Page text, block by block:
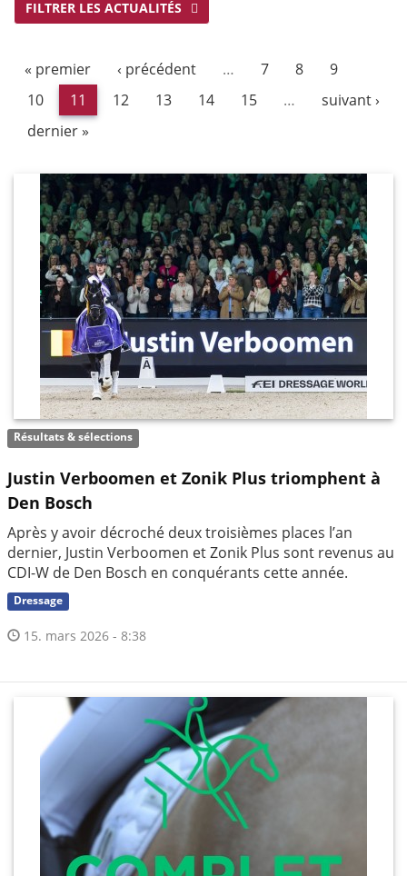
FILTRER LES ACTUALITÉS
« premier ‹ précédent … 7 8
9
10
11 12 13 14 15 …
suivant ›
dernier »
Résultats & sélections
Justin Verboomen et Zonik Plus triomphent à
Den Bosch
Après y avoir décroché deux troisièmes places l’an
dernier, Justin Verboomen et Zonik Plus sont revenus au
CDI-W de Den Bosch en conquérants cette année.
Dressage
15. mars 2026 - 8:38